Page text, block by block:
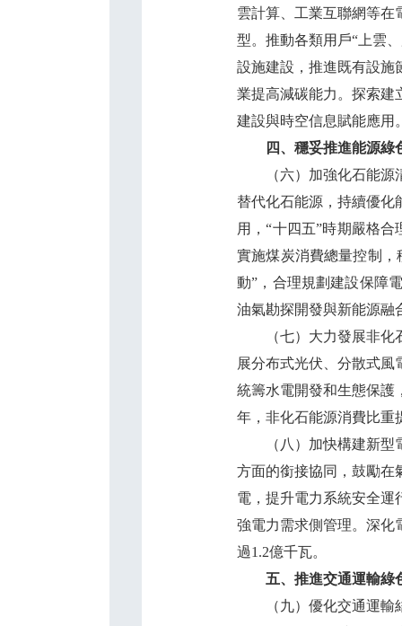
雲計算、工業互聯網等在
型。推動各類用戶“上雲
設施建設，推進既有設施
業提高減碳能力。探索建
建設與時空信息賦能應用
四、穩妥推進能源綠
（六）加強化石能源清
替代化石能源，持續優化
用，“十四五”時期嚴格
實施煤炭消費總量控制
動”，合理規劃建設保障
油氣勘探開發與新能源融
（七）大力發展非化石
展分布式光伏、分散式風
統籌水電開發和生態保護
年，非化石能源消費比重
（八）加快構建新型電
方面的銜接協同，鼓勵在
電，提升電力系統安全運
強電力需求側管理。深化
過1.2億千瓦。
五、推進交通運輸綠
（九）優化交通運輸結